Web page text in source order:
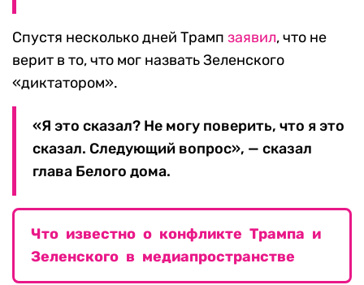
Спустя несколько дней Трамп заявил, что не
верит в то, что мог назвать Зеленского
«диктатором».
«Я это сказал? Не могу поверить, что я это
сказал. Следующий вопрос», — сказал
глава Белого дома.
Что известно о конфликте Трампа и
Зеленского в медиапространстве